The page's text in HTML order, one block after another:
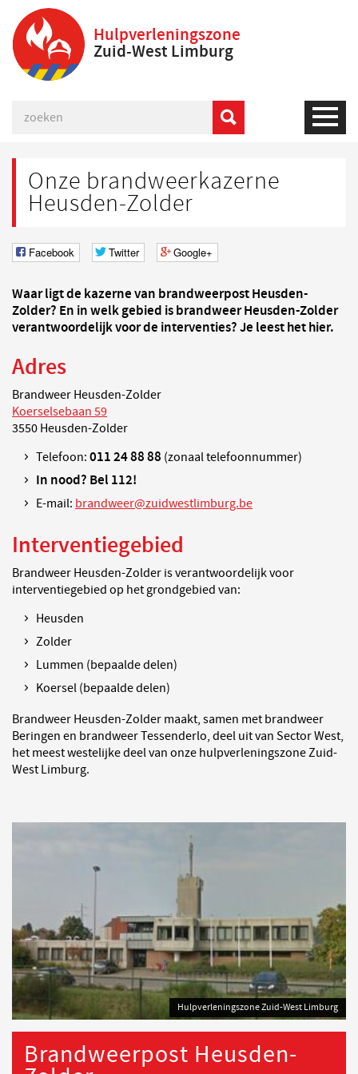
Hulpverleningszone
Zuid-West Limburg
Onze brandweerkazerne
Heusden-Zolder
Facebook Twitter Google+
Waar ligt de kazerne van brandweerpost Heusden-
Zolder? En in welk gebied is brandweer Heusden-Zolder
verantwoordelijk voor de interventies? Je leest het hier.
Adres
Brandweer Heusden-Zolder
Koerselsebaan 59
3550 Heusden-Zolder
Telefoon: 011 24 88 88 (zonaal telefoonnummer)
In nood? Bel 112!
E-mail: brandweer@zuidwestlimburg.be
Interventiegebied
Brandweer Heusden-Zolder is verantwoordelijk voor
interventiegebied op het grondgebied van:
Heusden
Zolder
Lummen (bepaalde delen)
Koersel (bepaalde delen)
Brandweer Heusden-Zolder maakt, samen met brandweer
Beringen en brandweer Tessenderlo, deel uit van Sector West,
het meest westelijke deel van onze hulpverleningszone Zuid-
West Limburg.
Hulpverleningszone Zuid-West Limburg
Brandweerpost Heusden-